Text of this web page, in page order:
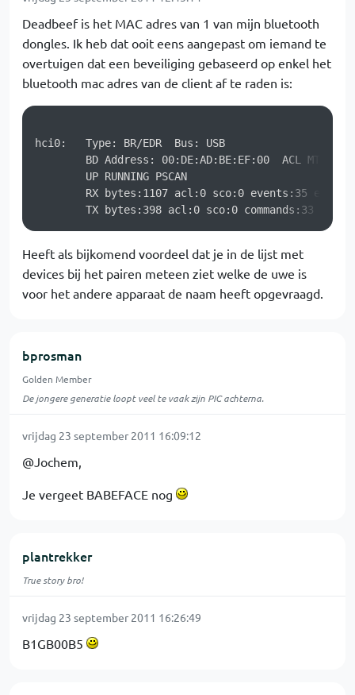
Deadbeef is het MAC adres van 1 van mijn bluetooth
dongles. Ik heb dat ooit eens aangepast om iemand te
overtuigen dat een beveiliging gebaseerd op enkel het
bluetooth mac adres van de client af te raden is:
hci0:	Type: BR/EDR  Bus: USB
Heeft als bijkomend voordeel dat je in de lijst met
devices bij het pairen meteen ziet welke de uwe is
voor het andere apparaat de naam heeft opgevraagd.
bprosman
Golden Member
De jongere generatie loopt veel te vaak zijn PIC achterna.
vrijdag 23 september 2011 16:09:12
@Jochem,
Je vergeet BABEFACE nog
plantrekker
True story bro!
vrijdag 23 september 2011 16:26:49
B1GB00B5